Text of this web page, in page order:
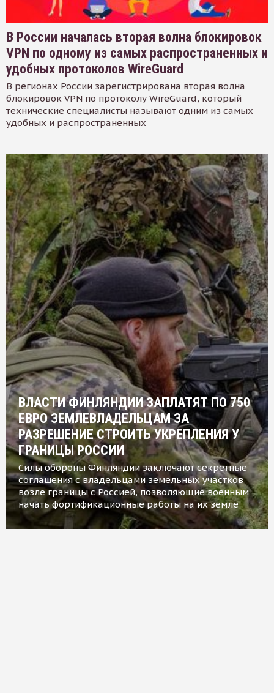
В России началась вторая волна блокировок
VPN по одному из самых распространенных и
удобных протоколов WireGuard
В регионах России зарегистрирована вторая волна
блокировок VPN по протоколу WireGuard, который
технические специалисты называют одним из самых
удобных и распространенных
ВЛАСТИ ФИНЛЯНДИИ ЗАПЛАТЯТ ПО 750
ЕВРО ЗЕМЛЕВЛАДЕЛЬЦАМ ЗА
РАЗРЕШЕНИЕ СТРОИТЬ УКРЕПЛЕНИЯ У
ГРАНИЦЫ РОССИИ
Силы обороны Финляндии заключают секретные
соглашения с владельцами земельных участков
возле границы с Россией, позволяющие военным
начать фортификационные работы на их земле